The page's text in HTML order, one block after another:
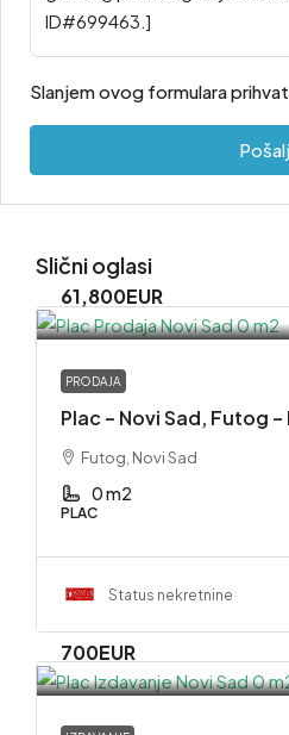
Slanjem ovog formulara
Slični oglasi
61,800EUR
PRODAJA
Plac – Novi Sad, Futog –
Futog, Novi Sad
0 m2
PLAC
Status nekretnine
700EUR